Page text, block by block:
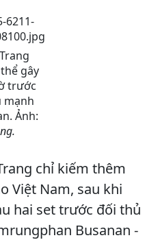
gây
trước
mạnh
Ảnh:
chỉ kiếm thêm
Việt Nam, sau khi
hai set trước đối thủ
Busanan -